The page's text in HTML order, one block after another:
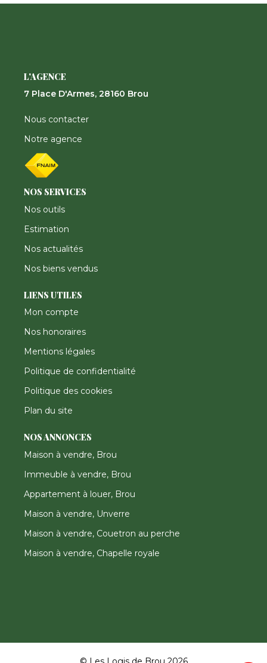
L'AGENCE
7 Place D'Armes, 28160 Brou
Nous contacter
Notre agence
NOS SERVICES
Nos outils
Estimation
Nos actualités
Nos biens vendus
LIENS UTILES
Mon compte
Nos honoraires
Mentions légales
Politique de confidentialité
Politique des cookies
Plan du site
NOS ANNONCES
Maison à vendre, Brou
Immeuble à vendre, Brou
Appartement à louer, Brou
Maison à vendre, Unverre
Maison à vendre, Couetron au perche
Maison à vendre, Chapelle royale